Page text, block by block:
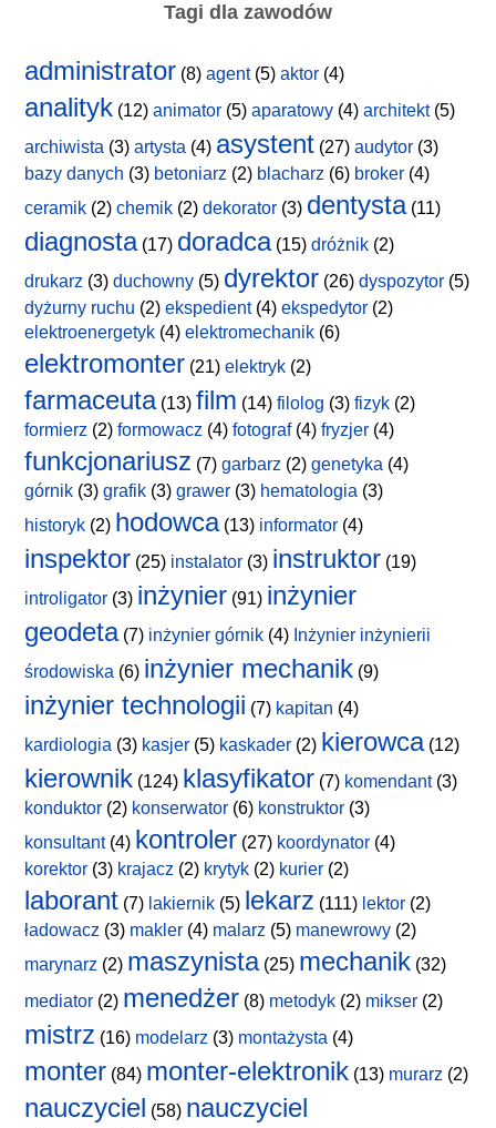
Tagi dla zawodów
administrator (8) agent(5) aktor (4)
analityk (12) animator (5) aparatowy (4) architekt(5)
archiwista (3) artysta (4) asystent (27) audytor (3)
bazy danych (3) betoniarz (2) blacharz (6) broker (4)
ceramik (2) chemik (2) dekorator (3) dentysta(11)
diagnosta(17) doradca(15) dróżnik (2)
drukarz (3) duchowny (5) dyrektor (26) dyspozytor (5)
dyżurny ruchu (2) ekspedient(4) ekspedytor (2)
elektroenergetyk (4) elektromechanik (6)
elektromonter (21) elektryk (2)
farmaceuta(13) film (14) filolog (3) fizyk (2)
formierz (2) formowacz (4) fotograf(4) fryzjer (4)
funkcjonariusz (7) garbarz (2) genetyka (4)
górnik (3) grafik (3) grawer (3) hematologia (3)
historyk (2) hodowca(13) informator (4)
inspektor (25) instalator (3) instruktor (19)
introligator (3) inżynier (91) inżynier
geodeta(7) inżynier górnik (4) Inżynier inżynierii
środowiska (6) inżynier mechanik (9)
inżynier technologii (7) kapitan (4)
kardiologia (3) kasjer (5) kaskader (2) kierowca(12)
kierownik (124) klasyfikator (7) komendant(3)
konduktor (2) konserwator (6) konstruktor (3)
konsultant(4) kontroler (27) koordynator (4)
korektor (3) krajacz (2) krytyk (2) kurier (2)
laborant (7) lakiernik (5) lekarz (111) lektor (2)
ładowacz (3) makler (4) malarz (5) manewrowy (2)
marynarz (2) maszynista(25) mechanik (32)
mediator (2) menedżer (8) metodyk (2) mikser (2)
mistrz (16) modelarz (3) montażysta (4)
monter (84) monter-elektronik (13) murarz (2)
nauczyciel (58) nauczyciel